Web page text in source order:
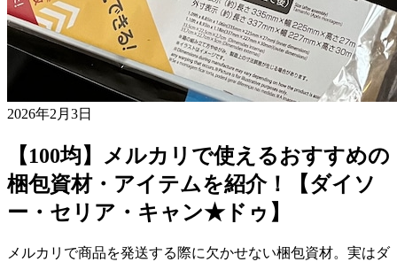
2026年2月3日
【100均】メルカリで使えるおすすめの
梱包資材・アイテムを紹介！【ダイソ
ー・セリア・キャン★ドゥ】
メルカリで商品を発送する際に欠かせない梱包資材。実はダ